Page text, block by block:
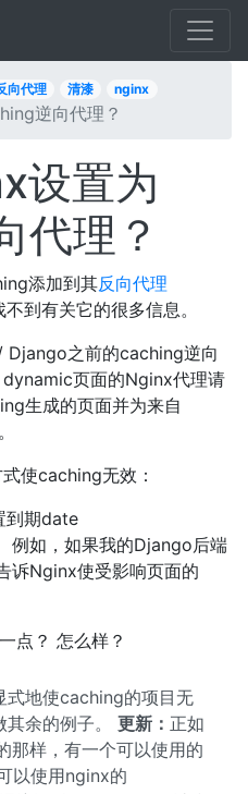
向代理 清漆 nginx
逆向代理？
设置为
代理？
添加到其反向代理
到有关它的很多信息。
之前的caching逆向
dynamic页面的Nginx代理请
生成的页面并为来自
使caching无效：
到期date
例如，如果我的Django后端
诉Nginx使受影响页面的
点？ 怎么样？
式地使caching的项目无
余的例子。 更新： 正如
那样，有一个可以使用的
以使用nginx的